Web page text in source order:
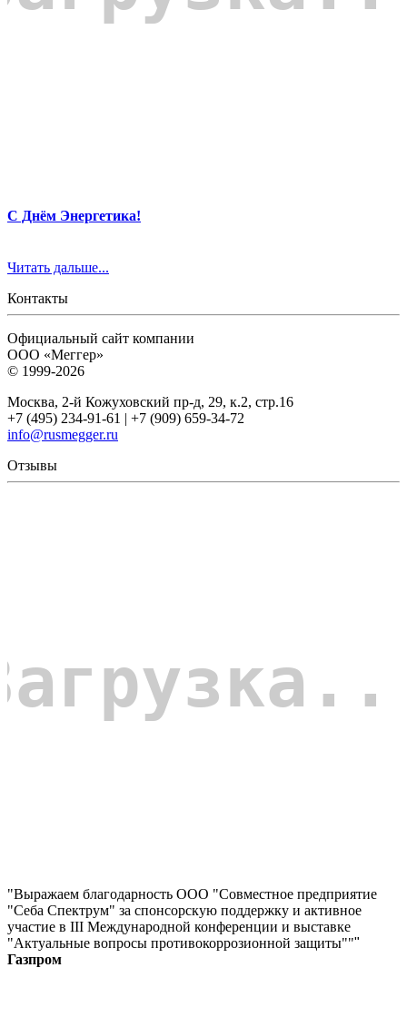
С Днём Энергетика!
Читать дальше...
Контакты
Официальный сайт компании
ООО «Меггер»
© 1999-2026
Москва, 2-й Кожуховский пр-д, 29, к.2, стр.16
+7 (495) 234-91-61 | +7 (909) 659-34-72
info@rusmegger.ru
Отзывы
"Выражаем благодарность ООО "Совместное предприятие
"Себа Спектрум" за спонсорскую поддержку и активное
участие в III Международной конференции и выставке
"Актуальные вопросы противокоррозионной защиты"""
Газпром